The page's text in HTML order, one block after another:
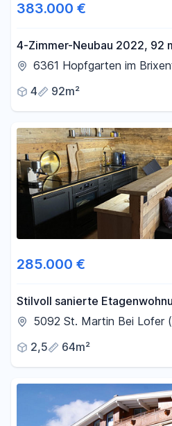
383.000 €
4-Zimmer-Neubau 2022, 92
Kelchsau bei Hopfgarten,
6361 Hopfgarten im
4
92m²
285.000 €
Stilvoll sanierte
Tirol Salzburger Land
5092 St. Martin Bei Lofer
2,5
64m²